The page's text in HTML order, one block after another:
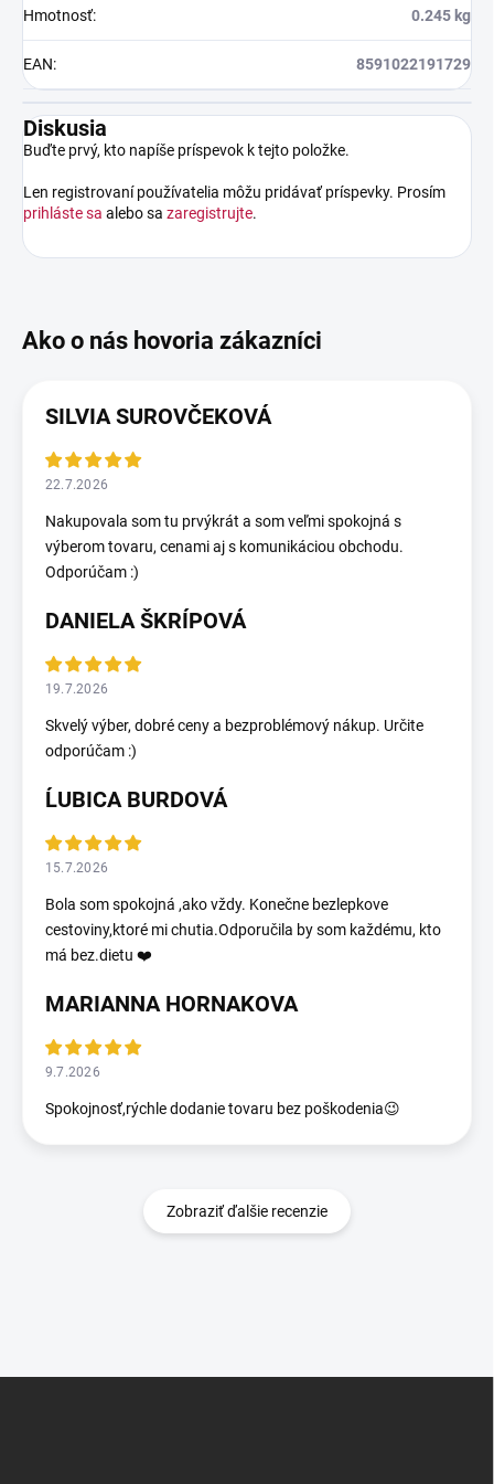
Hmotnosť: 0.245 kg
EAN: 8591022191729
Diskusia
Buďte prvý, kto napíše príspevok k tejto položke.
Len registrovaní používatelia môžu pridávať príspevky. Prosím
prihláste sa alebo sa zaregistrujte.
SILVIA SUROVČEKOVÁ
22.7.2026
Nakupovala som tu prvýkrát a som veľmi spokojná s
výberom tovaru, cenami aj s komunikáciou obchodu.
Odporúčam :)
DANIELA ŠKRÍPOVÁ
19.7.2026
Skvelý výber, dobré ceny a bezproblémový nákup. Určite
odporúčam :)
ĹUBICA BURDOVÁ
15.7.2026
Bola som spokojná ,ako vždy. Konečne bezlepkove
cestoviny,ktoré mi chutia.Odporučila by som každému, kto
má bez.dietu ❤️
MARIANNA HORNAKOVA
9.7.2026
Spokojnosť,rýchle dodanie tovaru bez poškodenia😉
Zobraziť ďalšie recenzie